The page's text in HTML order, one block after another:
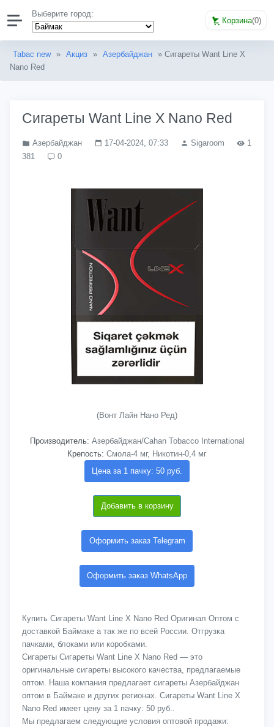
Выберите город:
Корзина(0)
Tabac new » Акциз » Азербайджан » Сигареты Want Line X
Nano Red
Сигареты Want Line X Nano Red
Азербайджан 17-04-2024, 07:33 Sigaroom
1
381
0
(Вонт Лайн Нано Ред)
Производитель: Азербайджан/Cahan Tobacco International
Крепость: Смола-4 мг, Никотин-0,4 мг
Цена за 1 пачку: 50 руб.
Добавить в корзину
Оформить заказ Telegram
Оформить заказ WhatsApp
Купить Сигареты Want Line X Nano Red Оригинал Оптом с
доставкой Баймаке а так же по всей России. Отгрузка
пачками, блоками или коробками.
Сигареты Сигареты Want Line X Nano Red — это
оригинальные сигареты высокого качества, предлагаемые
оптом. Наша компания предлагает сигареты Азербайджан
оптом в Баймаке и других регионах. Сигареты Want Line X
Nano Red имеет цену за 1 пачку: 50 руб..
Мы предлагаем следующие условия оптовой продажи: